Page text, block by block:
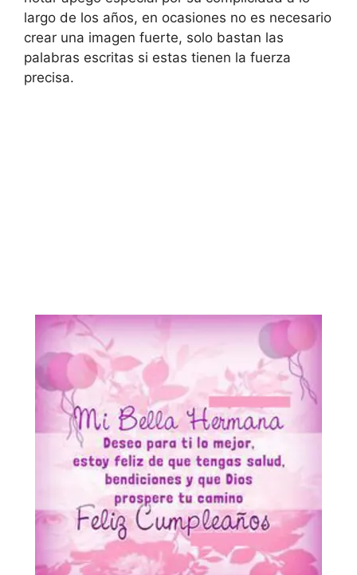
largo de los años, en ocasiones no es necesario
crear una imagen fuerte, solo bastan las
palabras escritas si estas tienen la fuerza
precisa.